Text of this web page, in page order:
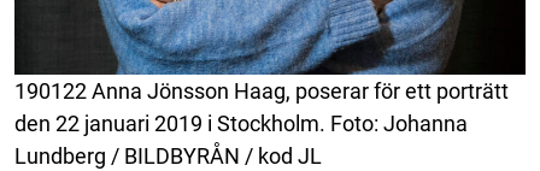
190122 Anna Jönsson Haag, poserar för ett porträtt
den 22 januari 2019 i Stockholm. Foto: Johanna
Lundberg / BILDBYRÅN / kod JL